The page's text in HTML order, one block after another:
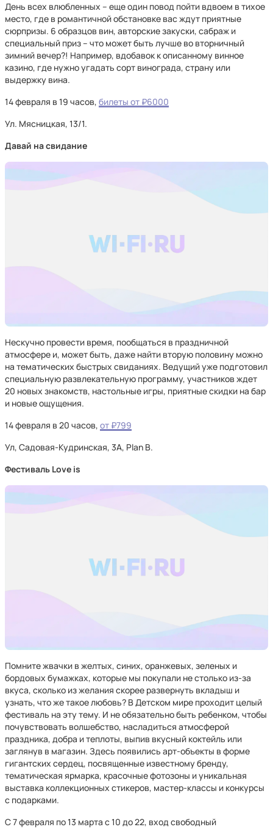
День всех влюбленных – еще один повод пойти вдвоем в тихое
место, где в романтичной обстановке вас ждут приятные
сюрпризы. 6 образцов вин, авторские закуски, сабраж и
специальный приз – что может быть лучше во вторничный
зимний вечер?! Например, вдобавок к описанному винное
казино, где нужно угадать сорт винограда, страну или
выдержку вина.
14 февраля в 19 часов, билеты от ₽6000
Ул. Мясницкая, 13/1.
Давай на свидание
Нескучно провести время, пообщаться в праздничной
атмосфере и, может быть, даже найти вторую половину можно
на тематических быстрых свиданиях. Ведущий уже подготовил
специальную развлекательную программу, участников ждет
20 новых знакомств, настольные игры, приятные скидки на бар
и новые ощущения.
14 февраля в 20 часов, от ₽799
Ул, Садовая-Кудринская, 3А, Plan B.
Фестиваль Love is
Помните жвачки в желтых, синих, оранжевых, зеленых и
бордовых бумажках, которые мы покупали не столько из-за
вкуса, сколько из желания скорее развернуть вкладыш и
узнать, что же такое любовь? В Детском мире проходит целый
фестиваль на эту тему. И не обязательно быть ребенком, чтобы
почувствовать волшебство, насладиться атмосферой
праздника, добра и теплоты, выпив вкусный коктейль или
заглянув в магазин. Здесь появились арт-объекты в форме
гигантских сердец, посвященные известному бренду,
тематическая ярмарка, красочные фотозоны и уникальная
выставка коллекционных стикеров, мастер-классы и конкурсы
с подарками.
С 7 февраля по 13 марта с 10 до 22, вход свободный